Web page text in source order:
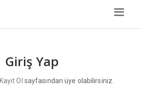
Giriş Yap
Kayıt Ol sayfasından üye olabilirsiniz.